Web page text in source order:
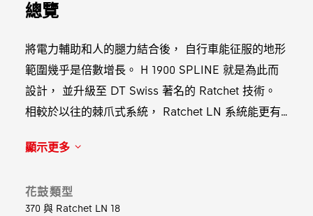
總覽
將電力輔助和人的腿力結合後， 自行車能征服的地形
範圍幾乎是倍數增長。 H 1900 SPLINE 就是為此而
設計， 並升級至 DT Swiss 著名的 Ratchet 技術。
相較於以往的棘爪式系統， Ratchet LN 系統能更有
進而提升耐用度。 強化的 hybrid 輻條及堅固的鋁
種輪圈內寬選擇。
顯示更多
花鼓類型
370 與 Ratchet LN 18